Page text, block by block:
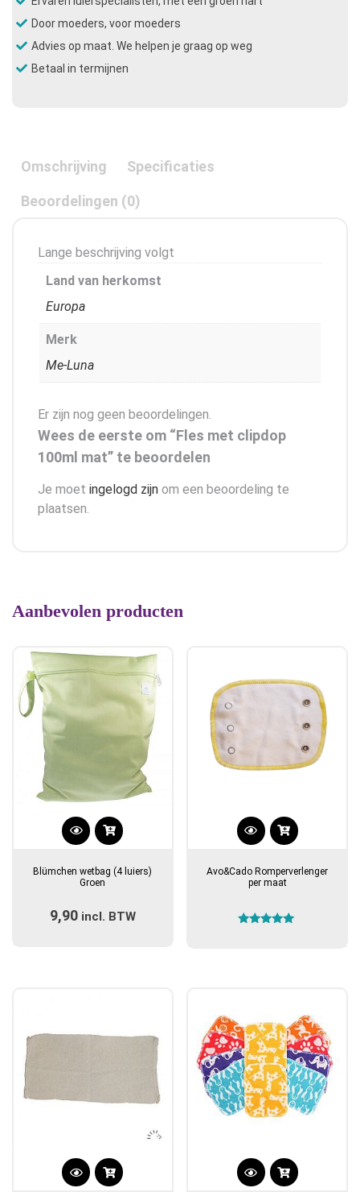
Door moeders, voor moeders
Advies op maat. We helpen je graag op weg
Betaal in termijnen
Omschrijving Specificaties
Beoordelingen (0)
Lange beschrijving volgt
Land van herkomst
Europa
Merk
Me-Luna
Er zijn nog geen beoordelingen.
Wees de eerste om “Fles met clipdop
100ml mat” te beoordelen
Je moet ingelogd zijn om een beoordeling te
plaatsen.
Aanbevolen producten
Blümchen wetbag (4 luiers)
Groen
9,90 incl. BTW
Avo&Cado Romperverlenger
per maat
Dit